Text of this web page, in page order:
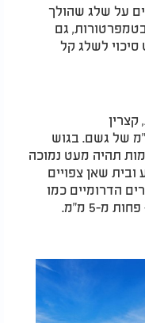
על שלג שהולך
גם
סיכוי לשלג קל
קצרין
צפויות לקבל בין 35 ל-50 מ"מ של גשם. בגוש
תהיה מעט נמוכה
שבע ובית שאן צפויים
באזורים הדרומיים כמו
מ-5 מ"מ.